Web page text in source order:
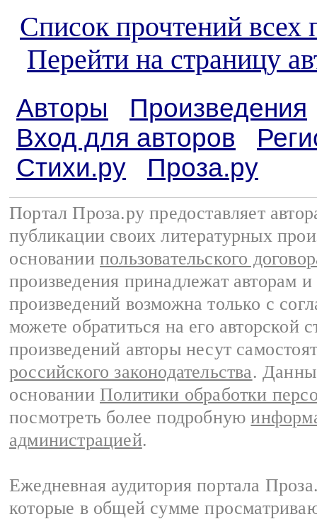
Список прочтений всех
Перейти на страницу
Авторы
Произведения
Вход для авторов
Стихи.ру
Проза.ру
Портал Проза.ру предоставляет
публикации своих литературных
основании пользовательского
произведения принадлежат авторам
произведений возможна только с
можете обратиться на его авторской
произведений авторы несут
российского законодательства.
основании Политики обработки
посмотреть более подробную
администрацией.
Ежедневная аудитория портала
которые в общей сумме